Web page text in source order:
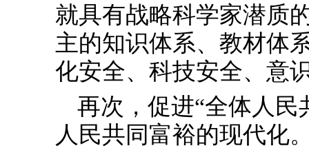
就具有战略科学家潜质
主的知识体系、教材体
化安全、科技安全、意
再次，促进“全体人
人民共同富裕的现代化